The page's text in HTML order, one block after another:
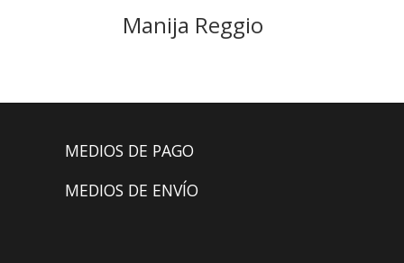
Manija Reggio
MEDIOS DE PAGO
MEDIOS DE ENVÍO